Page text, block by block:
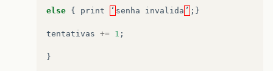
else { print ‘ senha invalida ’ ;}
tentativas += 1 ;
}